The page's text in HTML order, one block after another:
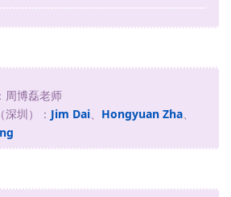
周博磊老师
圳）： Jim Dai、 Hongyuan Zha、